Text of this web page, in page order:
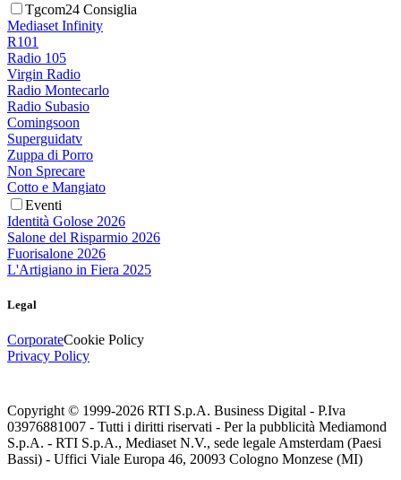
Tgcom24 Consiglia
Mediaset Infinity
R101
Radio 105
Virgin Radio
Radio Montecarlo
Radio Subasio
Comingsoon
Superguidatv
Zuppa di Porro
Non Sprecare
Cotto e Mangiato
Eventi
Identità Golose 2026
Salone del Risparmio 2026
Fuorisalone 2026
L'Artigiano in Fiera 2025
Legal
CorporateCookie Policy
Privacy Policy
Copyright © 1999-2026 RTI S.p.A. Business Digital - P.Iva
03976881007 - Tutti i diritti riservati - Per la pubblicità Mediamond
S.p.A. - RTI S.p.A., Mediaset N.V., sede legale Amsterdam (Paesi
Bassi) - Uffici Viale Europa 46, 20093 Cologno Monzese (MI)